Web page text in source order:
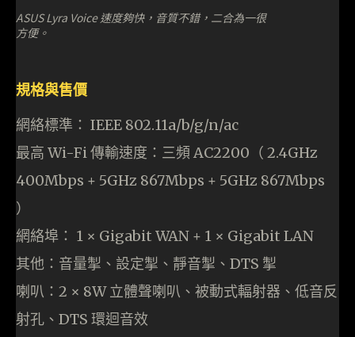
ASUS Lyra Voice 速度夠快，音質不錯，二合為一很
方便。
規格與售價
網絡標準： IEEE 802.11a/b/g/n/ac
最高 Wi-Fi 傳輸速度：三頻 AC2200（ 2.4GHz
400Mbps + 5GHz 867Mbps + 5GHz 867Mbps
）
網絡埠： 1 × Gigabit WAN + 1 × Gigabit LAN
其他：音量掣、設定掣、靜音掣、DTS 掣
喇叭：2 × 8W 立體聲喇叭、被動式輻射器、低音反
射孔、DTS 環迴音效